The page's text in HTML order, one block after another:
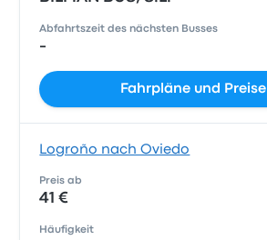
Abfahrtszeit des nächsten Busses
-
Fahrpläne und Preise
Logroño nach Oviedo
Preis ab
41 €
Häufigkeit